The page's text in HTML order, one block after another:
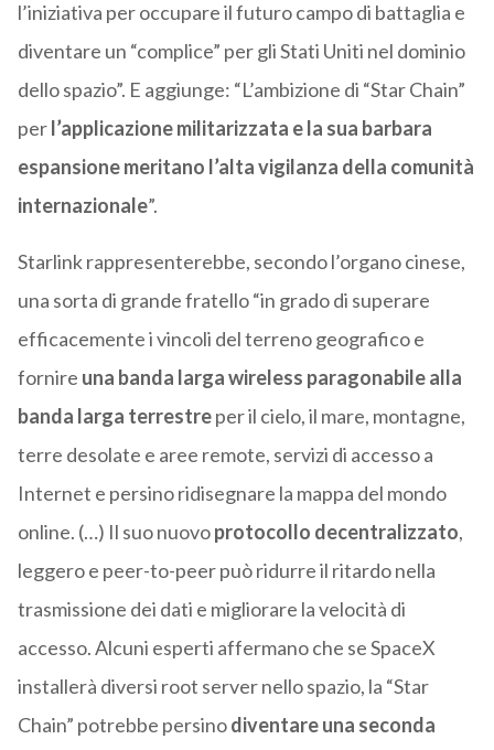
l’iniziativa per occupare il futuro campo di battaglia e
diventare un “complice” per gli Stati Uniti nel dominio
dello spazio”. E aggiunge: “L’ambizione di “Star Chain”
perl’applicazione militarizzata e la sua barbara
espansione meritano l’alta vigilanza della comunità
internazionale”.
Starlink rappresenterebbe, secondo l’organo cinese,
una sorta di grande fratello “in grado di superare
efficacemente i vincoli del terreno geografico e
fornire una banda larga wireless paragonabile alla
banda larga terrestreper il cielo, il mare, montagne,
terre desolate e aree remote, servizi di accesso a
Internet e persino ridisegnare la mappa del mondo
online. (…) Il suo nuovoprotocollo decentralizzato,
leggero e peer-to-peer può ridurre il ritardo nella
trasmissione dei dati e migliorare la velocità di
accesso. Alcuni esperti affermano che se SpaceX
installerà diversi root server nello spazio, la “Star
Chain” potrebbe persinodiventare una seconda